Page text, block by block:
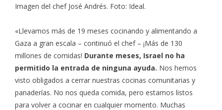
Imagen del chef José Andrés. Foto: Ideal.
«Llevamos más de 19 meses cocinando y alimentando a
Gaza a gran escala – continuó el chef – ¡Más de 130
millones de comidas! Durante meses, Israel no ha
permitido la entrada de ninguna ayuda. Nos hemos
visto obligados a cerrar nuestras cocinas comunitarias y
panaderías. No nos queda comida, pero estamos listos
para volver a cocinar en cualquier momento. Muchas